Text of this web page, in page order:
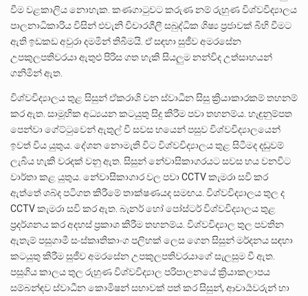
වීම වළකාලිය නොහැක. කණගාටුවට කරුණ නම් රුහුණ විශ්වවිද්‍යාලය
පාලනාධිකාරිය විසින් එවැනි විචාරශීලී සබුද්ධික ශිෂ්‍ය ප්‍රජාවක් බිහි වීමට
ඇති ඉඩකඩ අවුරා දමමින් තිබීමයි. ඒ සඳහා සුජීව අමරසේන
උපකුලපතිවරයා ඇතුළු පිරිස ගත හැකි සියලුම නන්විද උත්සාහයන්
ගනිමින් ඇත.
විශ්වවිද්‍යාලය තුළ සිසුන් ඒකරාශි වන ස්වාධීන සිසු ක්‍රියාකාරකම් තහනම්
කර ඇත. සාමූහික අධ්‍යයන කටයුතු සිදු කිරීම පවා තහනම්ය. හැඳුනුම්පත
පෙන්වා ගේට්ටුවෙන් ඇතුල් වී සවස හයෙන් පසුව විශ්වවිද්‍යාලයෙන්
ඉවත් විය යුතුය. දේශන නොමැති විට විශ්වවිද්‍යාලය තුළ සිටීමද දඬුවම්
ලැබිය හැකි වරදක් වනු ඇත. සිසුන් නේවාසිකාගරයට සවස හය වනවිට
වාර්තා කළ යුතුය. නේවාසිකාගාර වල පවා CCTV කැමරා සවි කර
ඇත්තේ ශබ්ද පටිගත කිරීමේ තාක්ෂණයද සමඟය. විශ්වවිද්‍යාලය තුල ද
CCTV කැමරා සවි කර ඇත. බැනර් හෝ පෝස්ටර් විශ්වවිද්‍යාලය තුළ
ප්‍රදර්ශනය කර අදහස් ප්‍රකාශ කිරීම තහනම්ය. විශ්වවිද්‍යාල තුල පවතින
ඇතැම් පසුගාමී සංස්කෘතිකාංග පලිහක් ලෙස ගෙන සිසුන් මර්දනය සඳහා
කටයුතු කිරීම සුජීව අමරසේන උපකුලපතිවරයාගේ සැලසුම වී ඇත.
පසුගිය කාලය තුල රුහුණ විශ්වවිද්‍යාල පරිපාලනයේ ක්‍රියාකලාපය
සම්බන්ඳව ස්වාධීන කොමිෂන් සභාවක් පත් කර සිසුන්, ආචාර්‍යවරුන් හා